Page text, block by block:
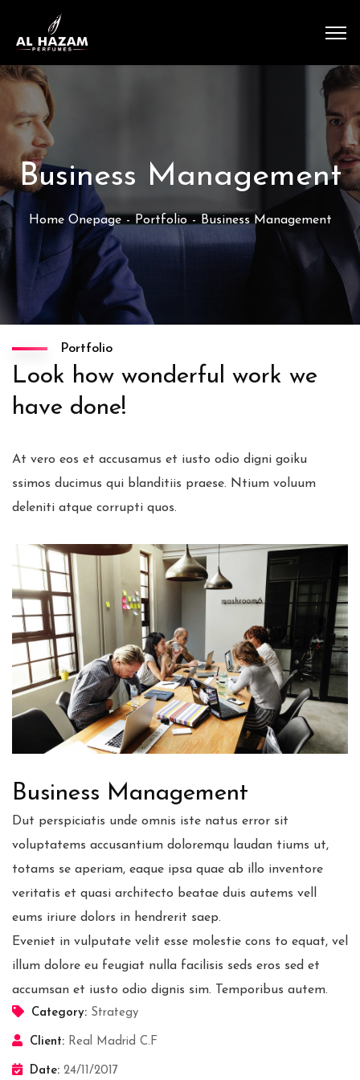
Business Management
Home Onepage Portfolio Business Management
Portfolio
Look how wonderful work we
have done!
At vero eos et accusamus et iusto odio digni goiku
ssimos ducimus qui blanditiis praese. Ntium voluum
deleniti atque corrupti quos.
Business Management
Dut perspiciatis unde omnis iste natus error sit
voluptatems accusantium doloremqu laudan tiums ut,
totams se aperiam, eaque ipsa quae ab illo inventore
veritatis et quasi architecto beatae duis autems vell
eums iriure dolors in hendrerit saep.
Eveniet in vulputate velit esse molestie cons to equat, vel
illum dolore eu feugiat nulla facilisis seds eros sed et
accumsan et iusto odio dignis sim. Temporibus autem.
Category: Strategy
Client: Real Madrid C.F
Date: 24/11/2017